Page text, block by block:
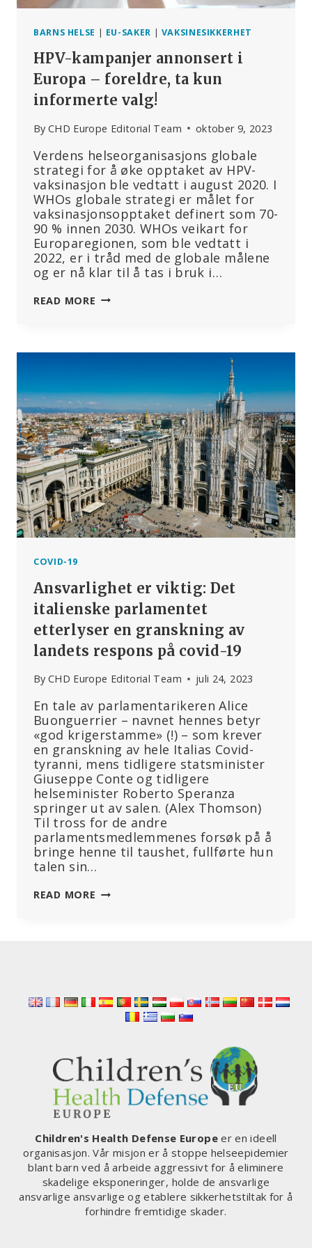
BARNS HELSE | EU-SAKER | VAKSINESIKKERHET
HPV-kampanjer annonsert i
Europa – foreldre, ta kun
informerte valg!
By CHD Europe Editorial Team oktober 9, 2023
Verdens helseorganisasjons globale
strategi for å øke opptaket av HPV-
vaksinasjon ble vedtatt i august 2020. I
WHOs globale strategi er målet for
vaksinasjonsopptaket definert som 70-
90 % innen 2030. WHOs veikart for
Europaregionen, som ble vedtatt i
2022, er i tråd med de globale målene
og er nå klar til å tas i bruk i…
READ MORE HPV-
TA
KUN
INFORMERTE
VALG!
COVID-19
Ansvarlighet er viktig: Det
italienske parlamentet
etterlyser en granskning av
landets respons på covid-19
By CHD Europe Editorial Team juli 24, 2023
En tale av parlamentarikeren Alice
Buonguerrier – navnet hennes betyr
«god krigerstamme» (!) – som krever
en granskning av hele Italias Covid-
tyranni, mens tidligere statsminister
Giuseppe Conte og tidligere
helseminister Roberto Speranza
springer ut av salen. (Alex Thomson)
Til tross for de andre
parlamentsmedlemmenes forsøk på å
bringe henne til taushet, fullførte hun
talen sin…
READ MORE ANSVARLIGHET
EN
GRANSKNING
PÅ
COVID-
19
Children's Health Defense Europeer en ideell
organisasjon. Vår misjon er å stoppe helseepidemier
blant barn ved å arbeide aggressivt for å eliminere
skadelige eksponeringer, holde de ansvarlige
ansvarlige ansvarlige og etablere sikkerhetstiltak for å
forhindre fremtidige skader.